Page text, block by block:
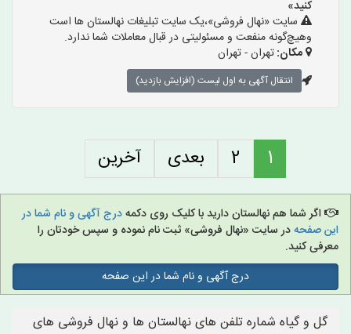
کنید»
سایت «نهال فروشی»،یک سایت تبلیغات نهالستان ها است
وهیچ‌گونه منفعت و مسئولیتی در قبال معاملات شما ندارد.
مکان:تهران - تهران
انتقال آگهی به اول لیست (افزایش بازدید)
1
2 بعدی آخرین
اگر شما هم نهالستان دارید با کلیک روی دکمهدرج آگهی و نام شما در
این صفحهدر سایت «نهال فروشی» ثبت نام نموده و سپس خودتان را
معرفی کنید.
درج آگهی و نام شما در این صفحه
گل و گیاه شماره تلفن های نهالستان ها و نهال فروشی های